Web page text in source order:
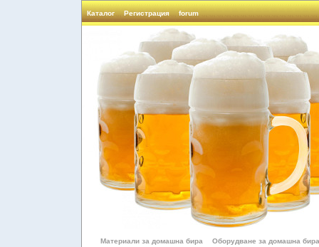
Каталог Регистрация forum
Материали за домашна бира
Оборудване за домашна